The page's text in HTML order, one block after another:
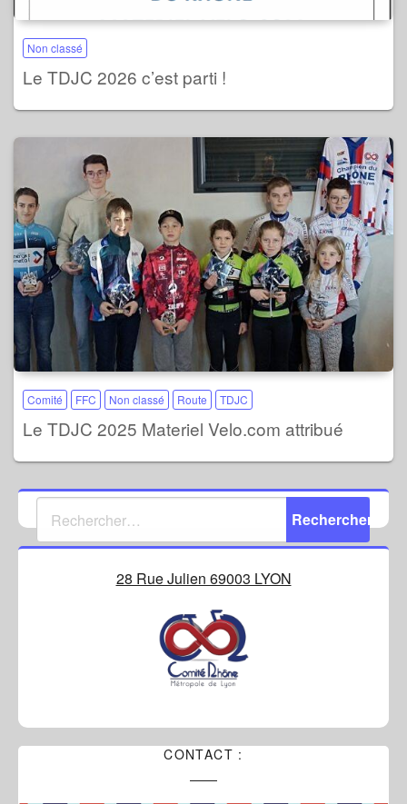
Non classé
Le TDJC 2026 c’est parti !
Comité FFC Non classé Route TDJC
Le TDJC 2025 Materiel Velo.com attribué
28 Rue Julien 69003 LYON
CONTACT :